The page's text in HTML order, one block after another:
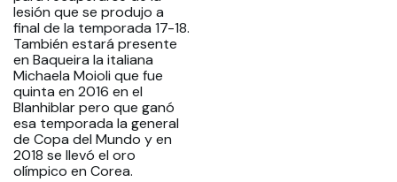
lesión que se produjo a
final de la temporada 17-18.
También estará presente
en Baqueira la italiana
Michaela Moioli que fue
quinta en 2016 en el
Blanhiblar pero que ganó
esa temporada la general
de Copa del Mundo y en
2018 se llevó el oro
olímpico en Corea.